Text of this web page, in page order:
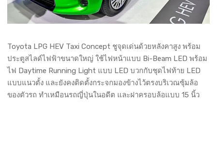
Toyota LPG HEV Taxi Concept ชูจุดเด่นด้วยหลังคาสูง พร้อม
ประตูสไลด์ไฟฟ้าขนาดใหญ่ ใช้ไฟหน้าแบบ Bi-Beam LED พร้อม
ไฟ Daytime Running Light แบบ LED บวกกับชุดไฟท้าย LED
แบบแนวตั้ง และยังคงติดตั้งกระจกมองข้างไว้ตรงบริเวณซุ้มล้อ
ของตัวรถ ทำเหมือนรถญี่ปุ่นในอดีต และฝาครอบล้อแบบ 15 นิ้ว